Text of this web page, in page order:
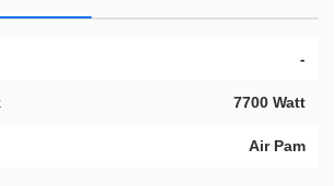
-
7700 Watt
Air Pam